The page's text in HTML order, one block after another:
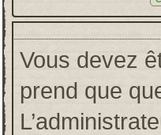
Vous devez
prend que